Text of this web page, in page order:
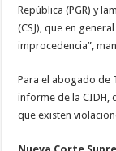
República (PGR) y
(CSJ), que en
improcedencia”,
Para el abogado de
informe de la CIDH,
que existen